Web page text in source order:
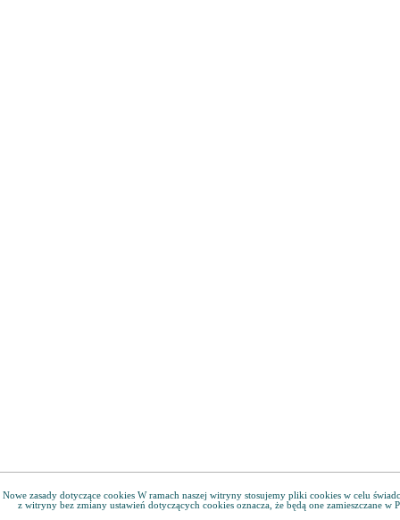
Nowe zasady dotyczące cookies W ramach naszej witryny stosujemy pliki cookies w celu
z witryny bez zmiany ustawień dotyczących cookies oznacza, że będą one zamieszczane